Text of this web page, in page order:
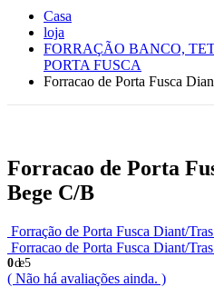
Casa
loja
FORRAÇÃO BANCO,
PORTA FUSCA
Forracao de Porta Fusca
Forracao de Porta
Bege C/B
Forração de Porta Fusca Diant/
Forracao de Porta Fusca Diant/
0de 5
( Não há avaliações ainda. )